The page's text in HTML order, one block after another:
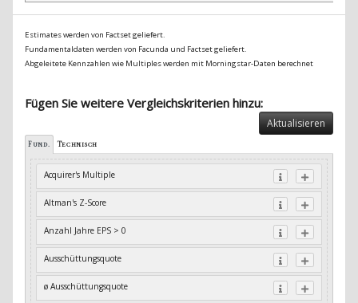
Estimates werden von Factset geliefert.
Fundamentaldaten werden von Facunda und Factset geliefert.
Abgeleitete Kennzahlen wie Multiples werden mit Morningstar-Daten berechnet
Fügen Sie weitere Vergleichskriterien hinzu:
Aktualisieren
Fund. Technisch
Acquirer's Multiple
Altman's Z-Score
Anzahl Jahre EPS > 0
Ausschüttungsquote
ø Ausschüttungsquote